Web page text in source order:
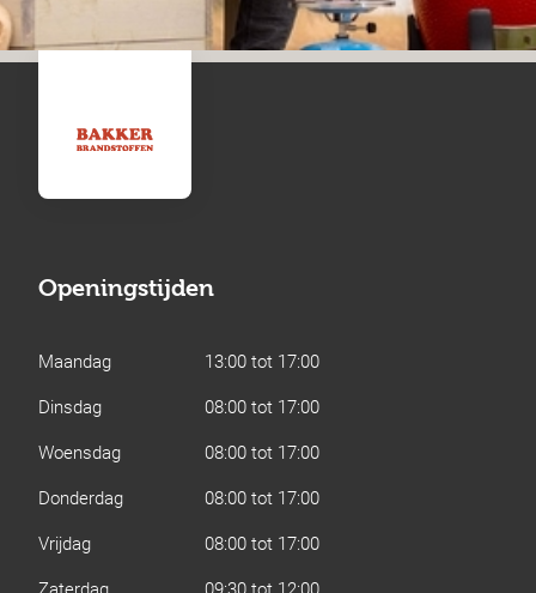
Openingstijden
Maandag
13:00 tot 17:00
Dinsdag
08:00 tot 17:00
Woensdag
08:00 tot 17:00
Donderdag
08:00 tot 17:00
Vrijdag
08:00 tot 17:00
Zaterdag
09:30 tot 12:00